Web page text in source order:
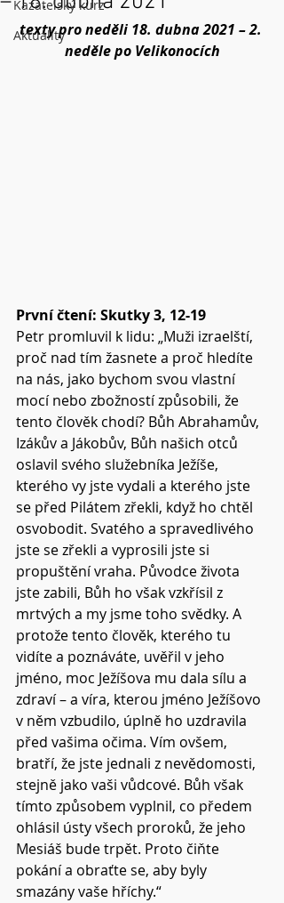
Kazatelský kurz
Aktuality
texty pro neděli 18. dubna 2021 – 2.
neděle po Velikonocích
První čtení: Skutky 3, 12-19
Petr promluvil k lidu: „Muži izraelští,
proč nad tím žasnete a proč hledíte
na nás, jako bychom svou vlastní
mocí nebo zbožností způsobili, že
tento člověk chodí? Bůh Abrahamův,
Izákův a Jákobův, Bůh našich otců
oslavil svého služebníka Ježíše,
kterého vy jste vydali a kterého jste
se před Pilátem zřekli, když ho chtěl
osvobodit. Svatého a spravedlivého
jste se zřekli a vyprosili jste si
propuštění vraha. Původce života
jste zabili, Bůh ho však vzkřísil z
mrtvých a my jsme toho svědky. A
protože tento člověk, kterého tu
vidíte a poznáváte, uvěřil v jeho
jméno, moc Ježíšova mu dala sílu a
zdraví – a víra, kterou jméno Ježíšovo
v něm vzbudilo, úplně ho uzdravila
před vašima očima. Vím ovšem,
bratří, že jste jednali z nevědomosti,
stejně jako vaši vůdcové. Bůh však
tímto způsobem vyplnil, co předem
ohlásil ústy všech proroků, že jeho
Mesiáš bude trpět. Proto čiňte
pokání a obraťte se, aby byly
smazány vaše hříchy.“